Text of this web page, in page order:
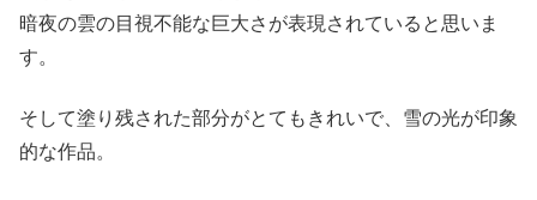
暗夜の雲の目視不能な巨大さが表現されていると思いま
す。
そして塗り残された部分がとてもきれいで、雪の光が印象
的な作品。